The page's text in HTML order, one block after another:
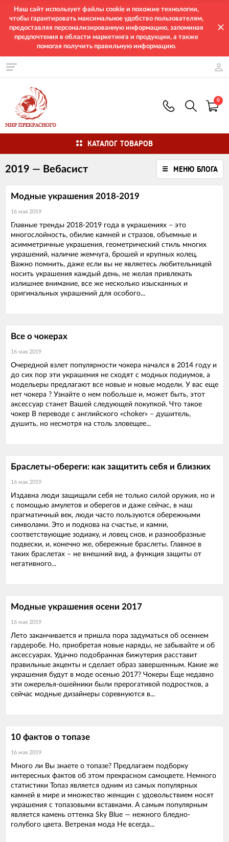
Наш сайт использует файлы cookie и похожие технологии,
чтобы гарантировать максимальное удобство пользователям,
предоставляя персонализированную информацию, запоминая
предпочтения в области маркетинга и продукции, а также
помогая получить правильную информацию.
0
КАТАЛОГ ТОВАРОВ
МЕНЮ БЛОГА
2019 — Вебасист
Модные украшения 2018-2019
16 мая 2019
Главные тренды 2018-2019 года в украшениях – это
многослойность, обилие камней и стразов, объемные и
асимметричные украшения, геометрический стиль многих
украшений, наличие жемчуга, брошей и крупных колец.
Важно помнить, даже если вы не являетесь любительницей
носить украшения каждый день, не желая привлекать
излишнее внимание, все же несколько изысканных и
оригинальных украшений для особого...
Все о чокерах
16 мая 2019
Очередной взлет популярности чокера начался в 2014 году и
до сих пор эти украшения не сходят с модных подиумов, а
модельеры предлагают все новые и новые модели. У вас еще
нет чокера ? Узнайте о нем побольше и, может быть, этот
аксессуар станет Вашей следующей покупкой. Что такое
чокер В переводе с английского «choker» – душитель,
душить, но несмотря на столь зловещее...
Браслеты-обереги: как защитить себя и близких
16 мая 2019
Издавна люди защищали себя не только силой оружия, но и
с помощью амулетов и оберегов и даже сейчас, в наш
прагматичный век, люди часто пользуются обережными
символами. Это и подкова на счастье, и камни,
соответствующие зодиаку, и ловец снов, и разнообразные
подвески, и, конечно же, обережные браслеты. Главное в
таких браслетах – не внешний вид, а функция защиты от
негативного...
Модные украшения осени 2017
16 мая 2019
Лето заканчивается и пришла пора задуматься об осеннем
гардеробе. Но, приобретая новые наряды, не забывайте и об
аксессуарах. Удачно подобранная бижутерия расставит
правильные акценты и сделает образ завершенным. Какие же
украшения будут в моде осенью 2017? Чокеры Еще недавно
эти ожерелья-ошейники были прерогативой подростков, а
сейчас модные дизайнеры соревнуются в...
10 фактов о топазе
16 мая 2019
Много ли Вы знаете о топазе? Предлагаем подборку
интересных фактов об этом прекрасном самоцвете. Немного
статистики Топаз является одним из самых популярных
камней в мире и множество женщин с удовольствием носят
украшения с топазовыми вставками. А самым популярным
является камень оттенка Sky Blue — нежного бледно-
голубого цвета. Ветреная мода Не всегда...